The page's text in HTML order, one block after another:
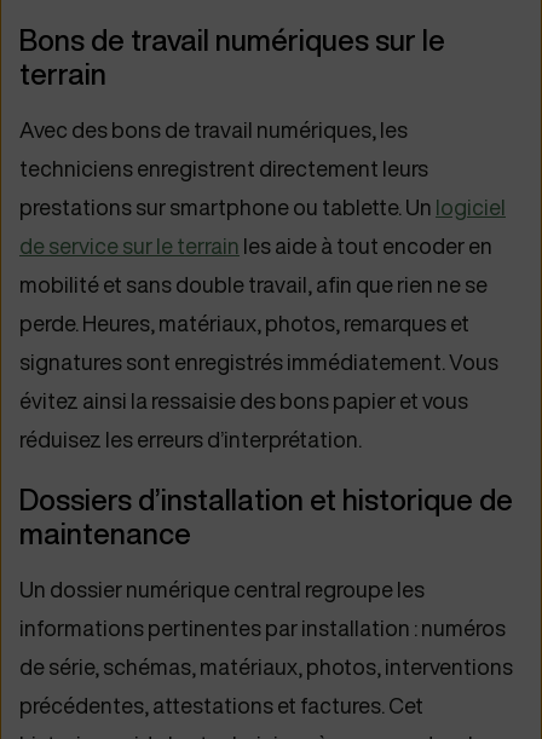
Bons de travail numériques sur le
terrain
Avec des bons de travail numériques, les
techniciens enregistrent directement leurs
prestations sur smartphone ou tablette. Un logiciel
de service sur le terrain les aide à tout encoder en
mobilité et sans double travail, afin que rien ne se
perde. Heures, matériaux, photos, remarques et
signatures sont enregistrés immédiatement. Vous
évitez ainsi la ressaisie des bons papier et vous
réduisez les erreurs d’interprétation.
Dossiers d’installation et historique de
maintenance
Un dossier numérique central regroupe les
informations pertinentes par installation : numéros
de série, schémas, matériaux, photos, interventions
précédentes, attestations et factures. Cet